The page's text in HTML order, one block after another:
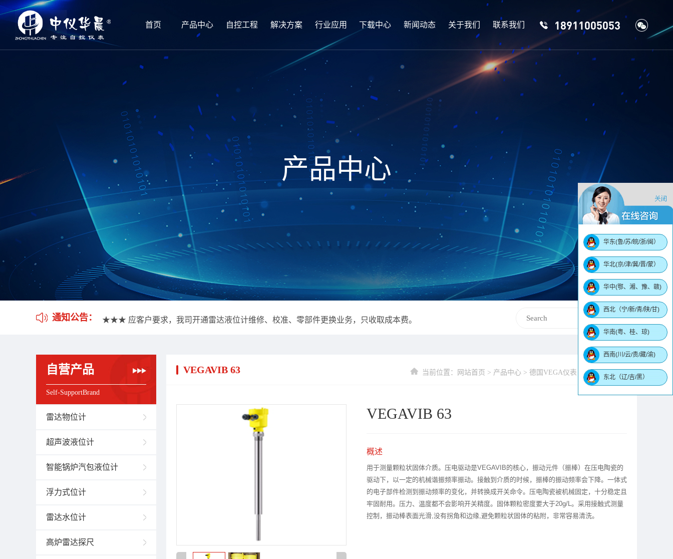
首页 产品中心 自控工程 解决方案 行业应用 下载中心 新闻动态 关于我们 联系我们 18911005053
产品中心
通知公告：
★★★ 我司不做口头报价，所有报价需盖公司合同章方有效。
★★★ 应客户要求，我司开通雷达液位计维修、校准、零部件更换业务，只收取成本费。
★★★ 应客户要求，我司开通雷达液位计维修、校准、零部件更换业务，只收取成本费。
自营产品
Self-SupportBrand
雷达物位计
超声波液位计
智能锅炉汽包液位计
浮力式位计
雷达水位计
高炉雷达探尺
VEGAVIB 63 当前位置：网站首页 > 产品中心 > 德国VEGA仪表 > 振动料位开关
VEGAVIB 63
概述
用于测量颗粒状固体介质。压电驱动是VEGAVIB的核心，振动元件（振棒）在压电陶瓷的
驱动下，以一定的机械谐振频率振动。接触到介质的时候，振棒的振动频率会下降。一体式
的电子部件检测到振动频率的变化，并转换成开关命令。压电陶瓷被机械固定，十分稳定且
牢固耐用。压力、温度都不会影响开关精度。固体颗粒密度要大于20g/L。采用接触式测量
控制，振动棒表面光滑,没有拐角和边缘,避免颗粒状固体的粘附，非常容易清洗。
华东(鲁/苏/皖/浙/闽）
华北(京/津/冀/晋/蒙）
华中(鄂、湘、豫、赣)
西北（宁/新/青/陕/甘)
华南(粤、桂、琼)
西南(川/云/贵/藏/渝)
东北（辽/吉/黑）